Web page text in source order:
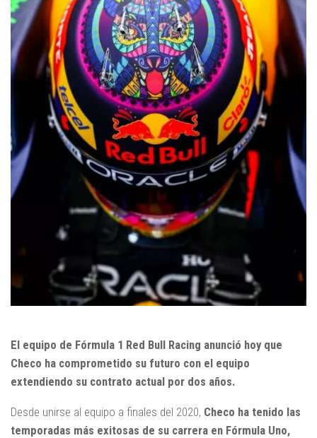
El equipo de Fórmula 1 Red Bull Racing anunció hoy que
Checo ha comprometido su futuro con el equipo
extendiendo su contrato actual por dos años.
Desde unirse al equipo a finales del 2020, Checo ha tenido las
temporadas más exitosas de su carrera en Fórmula Uno,